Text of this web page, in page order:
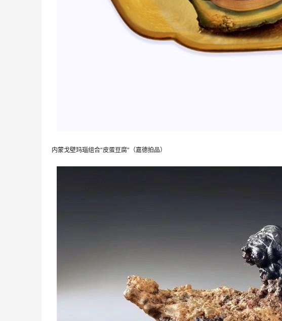
内蒙戈壁玛瑙组合“皮蛋豆腐”（嘉德拍品）